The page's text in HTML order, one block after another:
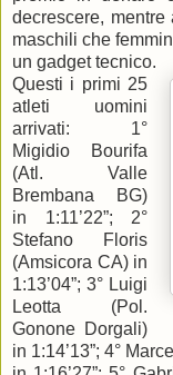
decrescere,
maschili che
un gadget tecnico.
Questi i primi 25
atleti uomini
arrivati: 1°
Migidio Bourifa
(Atl. Valle
Brembana BG)
in 1:11’22”; 2°
Stefano Floris
(Amsicora CA) in
1:13’04”; 3° Luigi
Leotta (Pol.
Gonone Dorgali)
in 1:14’13”; 4°